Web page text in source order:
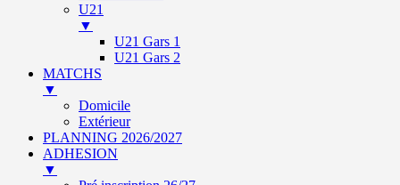
U21
▼
U21 Gars 1
U21 Gars 2
MATCHS
▼
Domicile
Extérieur
PLANNING 2026/2027
ADHESION
▼